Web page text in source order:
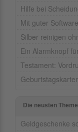
Hilfe bei
Mit guter
Silber reinigen
Ein Alarmknopf
Testament:
Die neusten
Geldgeschenke